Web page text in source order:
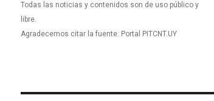
Todas las noticias y contenidos son de uso público y
libre.
Agradecemos citar la fuente: Portal PITCNT.UY